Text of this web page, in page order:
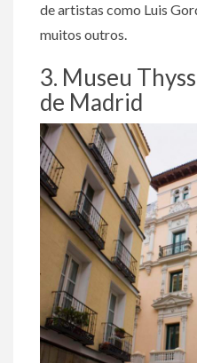
de artistas como Luis
muitos outros.
3. Museu
de Madrid